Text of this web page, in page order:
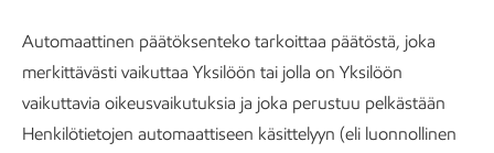
Automaattinen päätöksenteko tarkoittaa päätöstä, joka
merkittävästi vaikuttaa Yksilöön tai jolla on Yksilöön
vaikuttavia oikeusvaikutuksia ja joka perustuu pelkästään
Henkilötietojen automaattiseen käsittelyyn (eli luonnollinen